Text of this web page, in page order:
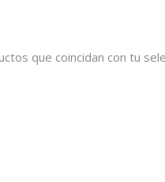
que coincidan con tu